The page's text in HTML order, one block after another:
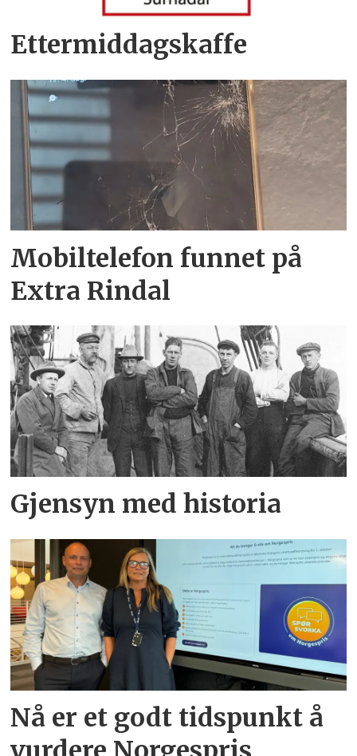
Ettermiddagskaffe
Mobiltelefon funnet på
Extra Rindal
Gjensyn med historia
Nå er et godt tidspunkt å